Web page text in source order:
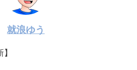
就浪ゆう